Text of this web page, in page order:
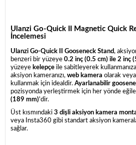
Ulanzi Go-Quick II Magnetic Quick
İncelemesi
Ulanzi Go-Quick II Gooseneck Stand,
benzeri bir yüzeye 0.2 inç (0.5 cm) ile 2 inç
yüzeye kelepçe ile sabitleyerek
aksiyon kameranızı, web kamera olarak veya
kullanmak için idealdir. Ayarlanabilir
pozisyonda yerleştirmek için her yönde
(189 mm)'dir.
Üst kısmındaki 3 dişli aksiyon kamera
veya Insta360 gibi standart aksiyon
sağlar.